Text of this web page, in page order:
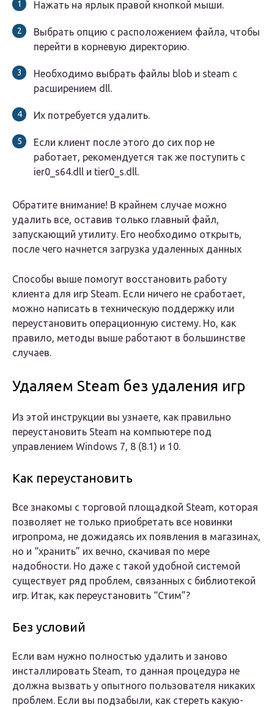
Нажать на ярлык правой кнопкой мыши.
Выбрать опцию с расположением файла, чтобы
перейти в корневую директорию.
Необходимо выбрать файлы blob и steam с
расширением dll.
Их потребуется удалить.
Если клиент после этого до сих пор не
работает, рекомендуется так же поступить с
ier0_s64.dll и tier0_s.dll.
Обратите внимание! В крайнем случае можно
удалить все, оставив только главный файл,
запускающий утилиту. Его необходимо открыть,
после чего начнется загрузка удаленных данных
Способы выше помогут восстановить работу
клиента для игр Steam. Если ничего не сработает,
можно написать в техническую поддержку или
переустановить операционную систему. Но, как
правило, методы выше работают в большинстве
случаев.
Удаляем Steam без удаления игр
Из этой инструкции вы узнаете, как правильно
переустановить Steam на компьютере под
управлением Windows 7, 8 (8.1) и 10.
Как переустановить
Все знакомы с торговой площадкой Steam, которая
позволяет не только приобретать все новинки
игропрома, не дожидаясь их появления в магазинах,
но и “хранить” их вечно, скачивая по мере
надобности. Но даже с такой удобной системой
существует ряд проблем, связанных с библиотекой
игр. Итак, как переустановить “Стим”?
Без условий
Если вам нужно полностью удалить и заново
инсталлировать Steam, то данная процедура не
должна вызвать у опытного пользователя никаких
проблем. Если вы подзабыли, как стереть какую-